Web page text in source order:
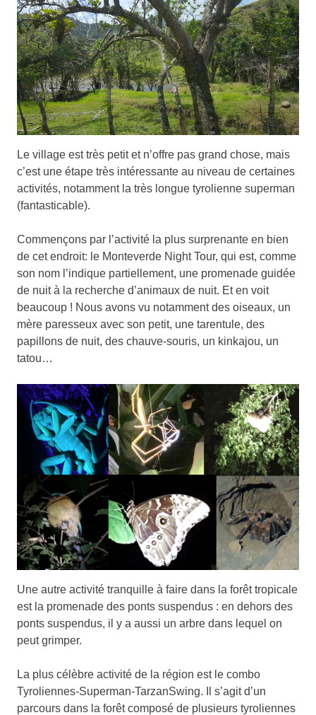
Le village est très petit et n’offre pas grand chose, mais
c’est une étape très intéressante au niveau de certaines
activités, notamment la très longue tyrolienne superman
(fantasticable).
Commençons par l’activité la plus surprenante en bien
de cet endroit: le Monteverde Night Tour, qui est, comme
son nom l’indique partiellement, une promenade guidée
de nuit à la recherche d’animaux de nuit. Et en voit
beaucoup ! Nous avons vu notamment des oiseaux, un
mère paresseux avec son petit, une tarentule, des
papillons de nuit, des chauve-souris, un kinkajou, un
tatou…
Une autre activité tranquille à faire dans la forêt tropicale
est la promenade des ponts suspendus : en dehors des
ponts suspendus, il y a aussi un arbre dans lequel on
peut grimper.
La plus célèbre activité de la région est le combo
Tyroliennes-Superman-TarzanSwing. Il s’agit d’un
parcours dans la forêt composé de plusieurs tyroliennes